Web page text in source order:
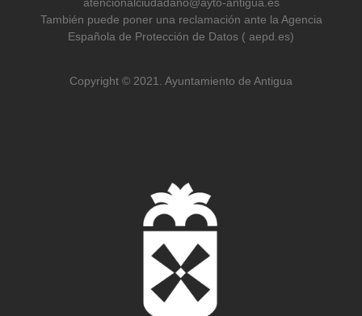
También puede poner una reclamación ante la Agencia
Española de Protección de Datos ( aepd.es)
Copyright © 2021. Ayuntamiento de Antigua